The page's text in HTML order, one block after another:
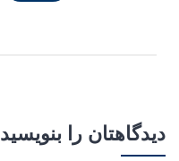
دیدگاهتان را بنویسید